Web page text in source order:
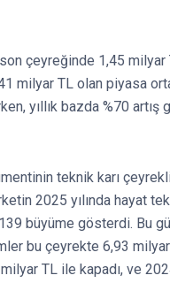
son çeyreğinde 1,45 milyar
milyar TL olan piyasa
yıllık bazda %70 artış
teknik karı
2025 yılında hayat
büyüme gösterdi. Bu
bu çeyrekte 6,93
TL ile kapadı, ve